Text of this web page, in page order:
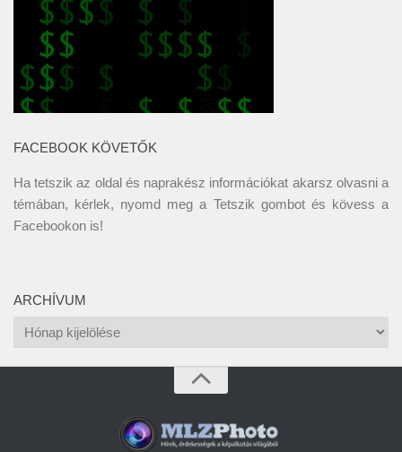
FACEBOOK KÖVETŐK
Ha tetszik az oldal és naprakész információkat akarsz olvasni a
témában, kérlek, nyomd meg a Tetszik gombot és kövess a
Facebookon is!
ARCHÍVUM
Archívum